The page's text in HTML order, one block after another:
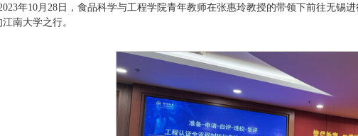
年10月28日，食品科学与工程学院青年教师在张惠玲教授的带领下前往无锡
南大学之行。